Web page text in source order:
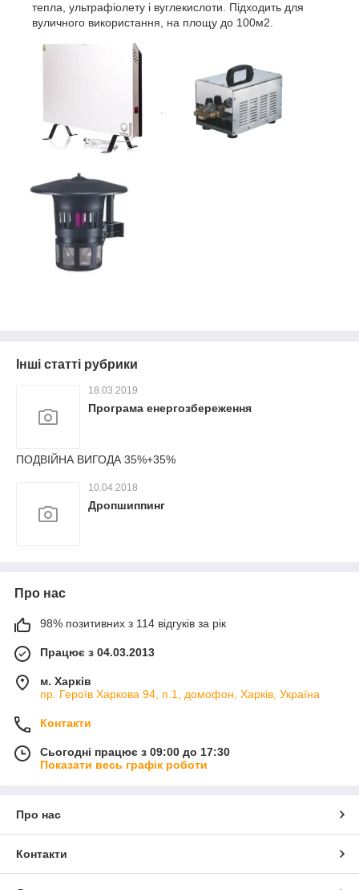
тепла, ультрафіолету і вуглекислоти. Підходить для
вуличного використання, на площу до 100м2.
Інші статті рубрики
18.03.2019
Програма енергозбереження
ПОДВІЙНА ВИГОДА 35%+35%
10.04.2018
Дропшиппинг
Про нас
98% позитивних з 114 відгуків за рік
Працює з 04.03.2013
м. Харків
пр. Героїв Харкова 94, п.1, домофон, Харків, Україна
Контакти
Сьогодні працює з 09:00 до 17:30
Показати весь графік роботи
Про нас
Контакти